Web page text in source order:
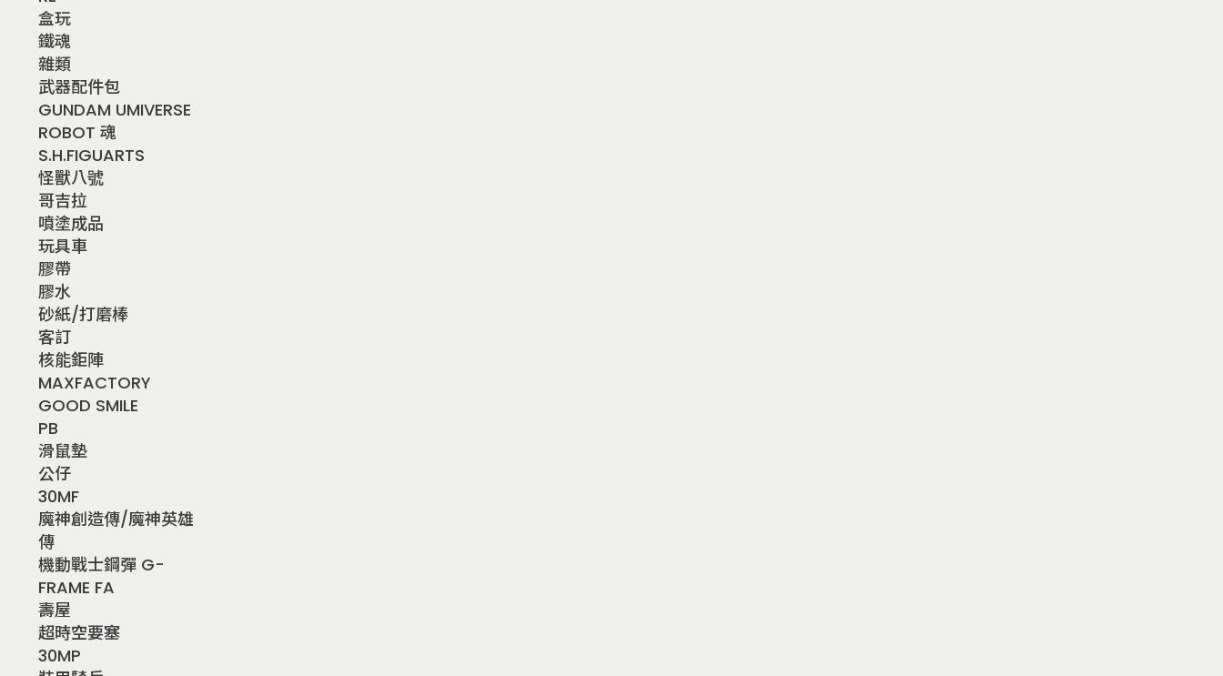
盒玩
鐵魂
雜類
武器配件包
GUNDAM UMIVERSE
ROBOT 魂
S.H.FIGUARTS
怪獸八號
哥吉拉
噴塗成品
玩具車
膠帶
膠水
砂紙/打磨棒
客訂
核能鉅陣
MAXFACTORY
GOOD SMILE
PB
滑鼠墊
公仔
30MF
魔神創造傳/魔神英雄
傳
機動戰士鋼彈 G-
FRAME FA
壽屋
超時空要塞
30MP